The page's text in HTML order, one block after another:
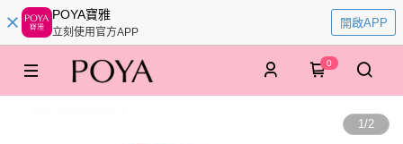
POYA寶雅
立刻使用官方APP
開啟APP
0
1/2